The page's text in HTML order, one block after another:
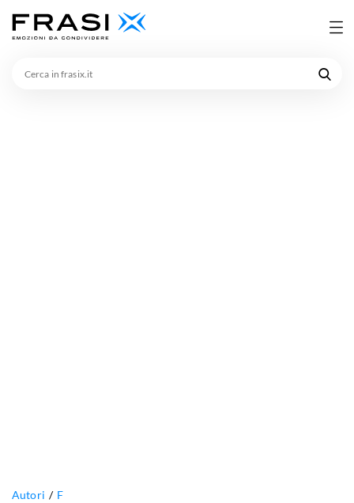
Autori F